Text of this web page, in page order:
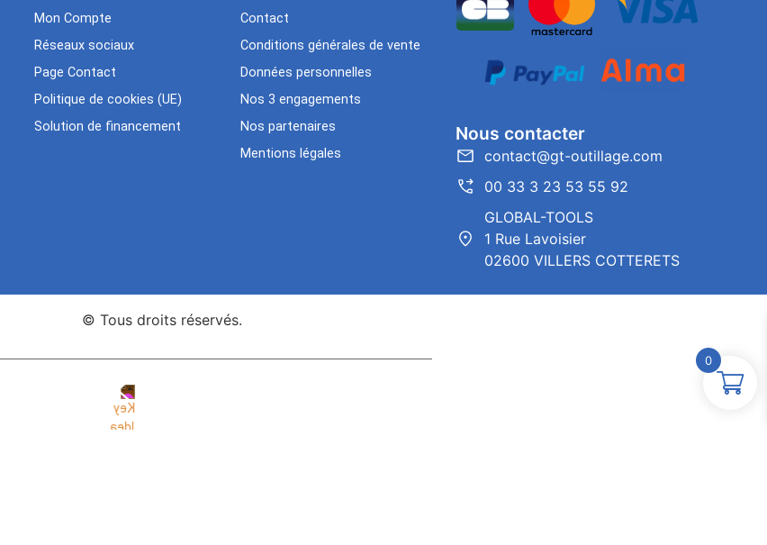
Mon Compte
Réseaux sociaux
Page Contact
Politique de cookies (UE)
Solution de financement
Contact
Conditions générales de vente
Données personnelles
Nos 3 engagements
Nos partenaires
Mentions légales
Nous contacter
contact@gt-outillage.com
00 33 3 23 53 55 92
GLOBAL-TOOLS
1 Rue Lavoisier
02600 VILLERS COTTERETS
© Tous droits réservés.
0